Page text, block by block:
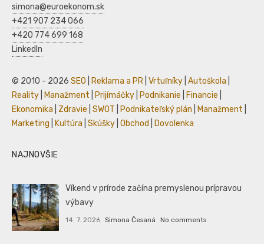
simona@euroekonom.sk
+421 907 234 066
+420 774 699 168
LinkedIn
© 2010 - 2026 SEO Reklama a PR Vrtuľníky Autoškola
Reality
Manažment Prijímáčky Podnikanie Financie
Ekonomika
Zdravie SWOT Podnikateľský plán Manažment
Marketing
Kultúra Skúšky Obchod Dovolenka
NAJNOVŠIE
Víkend v prírode začína premyslenou prípravou
výbavy
14. 7. 2026 Simona Česaná No comments